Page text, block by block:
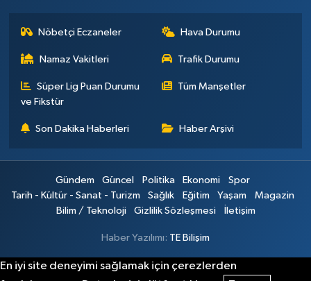
Nöbetçi Eczaneler Hava Durumu
Namaz Vakitleri Trafik Durumu
Süper Lig Puan Durumu
ve Fikstür
Tüm Manşetler
Son Dakika Haberleri Haber Arşivi
Gündem Güncel Politika Ekonomi
Spor
Tarih - Kültür - Sanat - Turizm
Sağlık Eğitim Yaşam
Magazin
Bilim / Teknoloji
Gizlilik Sözleşmesi İletişim
Haber Yazılımı: TE Bilişim
En iyi site deneyimi sağlamak için çerezlerden